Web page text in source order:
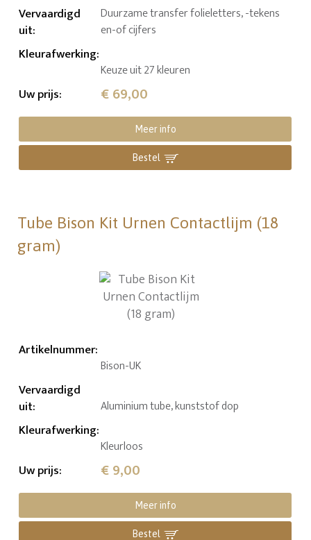
Vervaardigd
uit:
Duurzame transfer folieletters, -tekens
en-of cijfers
Kleurafwerking:
Keuze uit 27 kleuren
Uw prijs: € 69,00
Meer info
Bestel
Tube Bison Kit Urnen Contactlijm (18
gram)
Artikelnummer:
Bison-UK
Vervaardigd
uit: Aluminium tube, kunststof dop
Kleurafwerking:
Kleurloos
Uw prijs: € 9,00
Meer info
Bestel